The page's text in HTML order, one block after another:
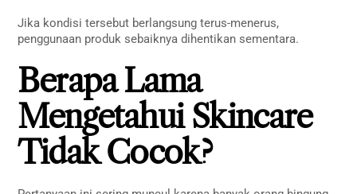
Jika kondisi tersebut berlangsung terus-menerus,
penggunaan produk sebaiknya dihentikan sementara.
Berapa Lama
Mengetahui Skincare
Tidak Cocok?